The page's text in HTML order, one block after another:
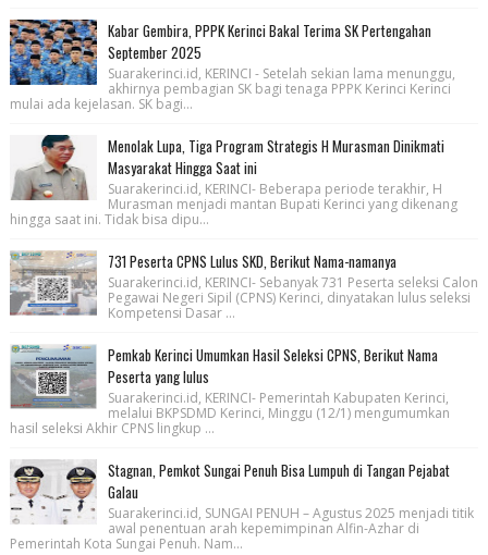
Kabar Gembira, PPPK Kerinci Bakal Terima SK Pertengahan
September 2025
Suarakerinci.id, KERINCI - Setelah sekian lama menunggu,
akhirnya pembagian SK bagi tenaga PPPK Kerinci Kerinci
mulai ada kejelasan. SK bagi...
Menolak Lupa, Tiga Program Strategis H Murasman Dinikmati
Masyarakat Hingga Saat ini
Suarakerinci.id, KERINCI- Beberapa periode terakhir, H
Murasman menjadi mantan Bupati Kerinci yang dikenang
hingga saat ini. Tidak bisa dipu...
731 Peserta CPNS Lulus SKD, Berikut Nama-namanya
Suarakerinci.id, KERINCI- Sebanyak 731 Peserta seleksi Calon
Pegawai Negeri Sipil (CPNS) Kerinci, dinyatakan lulus seleksi
Kompetensi Dasar ...
Pemkab Kerinci Umumkan Hasil Seleksi CPNS, Berikut Nama
Peserta yang lulus
Suarakerinci.id, KERINCI- Pemerintah Kabupaten Kerinci,
melalui BKPSDMD Kerinci, Minggu (12/1) mengumumkan
hasil seleksi Akhir CPNS lingkup ...
Stagnan, Pemkot Sungai Penuh Bisa Lumpuh di Tangan Pejabat
Galau
Suarakerinci.id, SUNGAI PENUH – Agustus 2025 menjadi titik
awal penentuan arah kepemimpinan Alfin-Azhar di
Pemerintah Kota Sungai Penuh. Nam...